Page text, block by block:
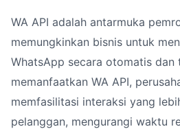
WA API adalah antarmuka
memungkinkan bisnis untuk
WhatsApp secara otomatis dan
memanfaatkan WA API,
memfasilitasi interaksi yang
pelanggan, mengurangi waktu